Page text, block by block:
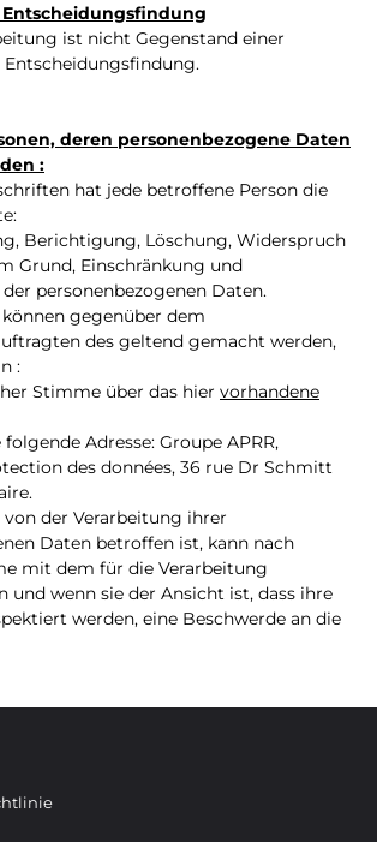
ist nicht Gegenstand einer
deren personenbezogene Daten
:
hat jede betroffene Person die
Berichtigung, Löschung, Widerspruch
Grund, Einschränkung und
personenbezogenen Daten.
gegenüber dem
des geltend gemacht werden,
:
Stimme über das hier vorhandene
Adresse: Groupe APRR,
des données, 36 rue Dr Schmitt
von der Verarbeitung ihrer
Daten betroffen ist, kann nach
mit dem für die Verarbeitung
und wenn sie der Ansicht ist, dass ihre
werden, eine Beschwerde an die